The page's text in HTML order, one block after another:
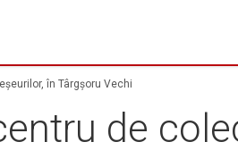
în Târgșoru Vechi
de